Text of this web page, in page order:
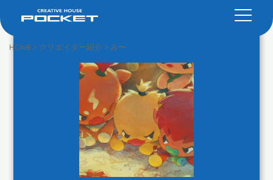
HOME> クリエイター紹介 > み〜